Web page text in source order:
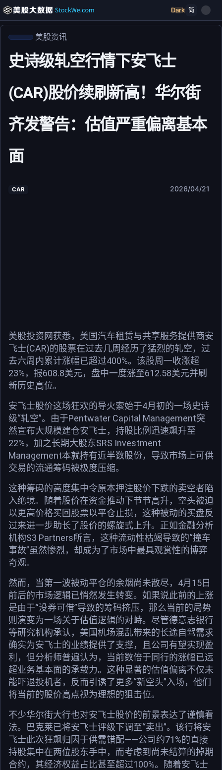
Dark 简
美股资讯
史诗级轧空行情下安飞士
(CAR)股价续刷新高！华尔街
齐发警告：估值严重偏离基本
面
CAR 2026/04/21
美股投资网获悉，美国汽车租赁与共享服务提供商安
飞士(CAR)的股票在过去几周经历了猛烈的轧空，过
去六周内累计涨幅已超过400%。该股周一收涨超
23%，报608.8美元，盘中一度涨至612.58美元并刷
新历史高位。
安飞士股价这场狂欢的导火索始于4月初的一场史诗
级“轧空”。由于Pentwater Capital Management突
然宣布大规模建仓安飞士，持股比例迅速飙升至
22%，加之长期大股东SRS Investment
Management本就持有近半数股份，导致市场上可供
交易的流通筹码被极度压缩。
这种筹码的高度集中令原本押注股价下跌的卖空者陷
入绝境。随着股价在资金推动下节节高升，空头被迫
以更高价格买回股票以平仓止损，这种被动的买盘反
过来进一步助长了股价的螺旋式上升。正如金融分析
机构S3 Partners所言，这种流动性枯竭导致的“撞车
事故”虽然惨烈，却成为了市场中最具观赏性的博弈
奇观。
然而，当第一波被动平仓的余烟尚未散尽，4月15日
前后的市场逻辑已悄然发生转变。如果说此前的上涨
是由于“没券可借”导致的筹码挤压，那么当前的局势
则演变为一场关于估值逻辑的对峙。尽管德意志银行
等研究机构承认，美国机场混乱带来的长途自驾需求
确实为安飞士的业绩提供了支撑，且公司有望实现盈
利，但分析师普遍认为，当前数倍于同行的涨幅已远
超业务基本面的承载力。这种显著的估值偏离不仅未
能吓退投机者，反而引诱了更多“新空头”入场，他们
将当前的股价高点视为理想的狙击位。
不少华尔街大行也对安飞士股价的前景表达了谨慎看
法。巴克莱已将安飞士评级下调至“卖出”。该行将安
飞士此次狂飙归因于供需错配——公司约71%的直接
持股集中在两位股东手中，而考虑到尚未结算的掉期
合约，其经济权益占比甚至超过100%。随着安飞士